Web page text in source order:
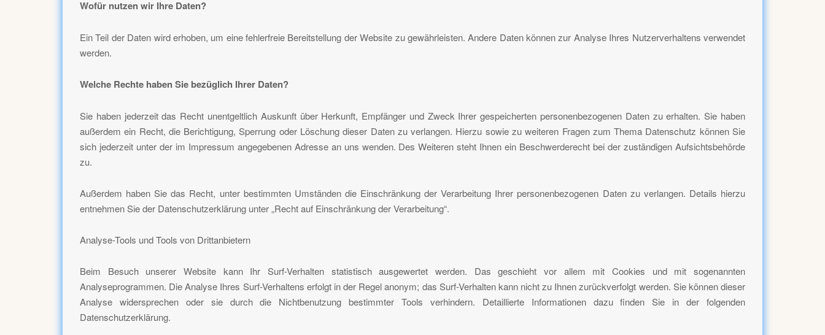
Wofür nutzen wir Ihre Daten?
Ein Teil der Daten wird erhoben, um eine fehlerfreie Bereitstellung der Website zu gewährleisten. Andere Daten können zur Analyse Ihres Nutzerverhaltens verwendet
werden.
Welche Rechte haben Sie bezüglich Ihrer Daten?
Sie haben jederzeit das Recht unentgeltlich Auskunft über Herkunft, Empfänger und Zweck Ihrer gespeicherten personenbezogenen Daten zu erhalten. Sie haben
außerdem ein Recht, die Berichtigung, Sperrung oder Löschung dieser Daten zu verlangen. Hierzu sowie zu weiteren Fragen zum Thema Datenschutz können Sie
sich jederzeit unter der im Impressum angegebenen Adresse an uns wenden. Des Weiteren steht Ihnen ein Beschwerderecht bei der zuständigen Aufsichtsbehörde
zu.
Außerdem haben Sie das Recht, unter bestimmten Umständen die Einschränkung der Verarbeitung Ihrer personenbezogenen Daten zu verlangen. Details hierzu
entnehmen Sie der Datenschutzerklärung unter „Recht auf Einschränkung der Verarbeitung“.
Analyse-Tools und Tools von Drittanbietern
Beim Besuch unserer Website kann Ihr Surf-Verhalten statistisch ausgewertet werden. Das geschieht vor allem mit Cookies und mit sogenannten
Analyseprogrammen. Die Analyse Ihres Surf-Verhaltens erfolgt in der Regel anonym; das Surf-Verhalten kann nicht zu Ihnen zurückverfolgt werden. Sie können dieser
Analyse widersprechen oder sie durch die Nichtbenutzung bestimmter Tools verhindern. Detaillierte Informationen dazu finden Sie in der folgenden
Datenschutzerklärung.